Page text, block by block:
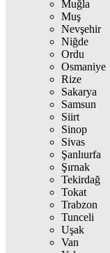
Muğla
Muş
Nevşehir
Niğde
Ordu
Osmaniye
Rize
Sakarya
Samsun
Siirt
Sinop
Sivas
Şanlıurfa
Şırnak
Tekirdağ
Tokat
Trabzon
Tunceli
Uşak
Van